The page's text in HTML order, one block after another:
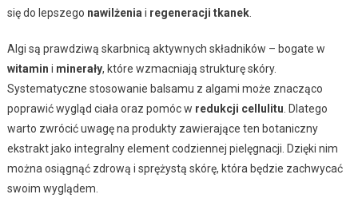
się do lepszego nawilżenia i regeneracji tkanek.
Algi są prawdziwą skarbnicą aktywnych składników – bogate w
witamin i minerały, które wzmacniają strukturę skóry.
Systematyczne stosowanie balsamu z algami może znacząco
poprawić wygląd ciała oraz pomóc w redukcji cellulitu . Dlatego
warto zwrócić uwagę na produkty zawierające ten botaniczny
ekstrakt jako integralny element codziennej pielęgnacji. Dzięki nim
można osiągnąć zdrową i sprężystą skórę, która będzie zachwycać
swoim wyglądem.